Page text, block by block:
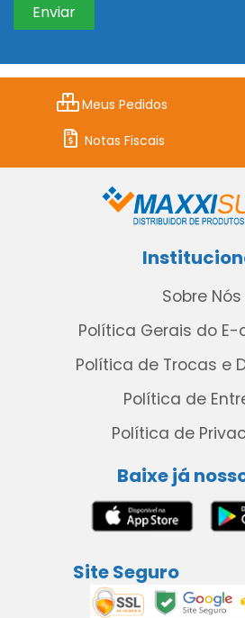
Meus Pedidos
Notas Fiscais
Sobre Nós
Política Gerais do
Política de Trocas e
Política de
Política de
Baixe já
Site Seguro